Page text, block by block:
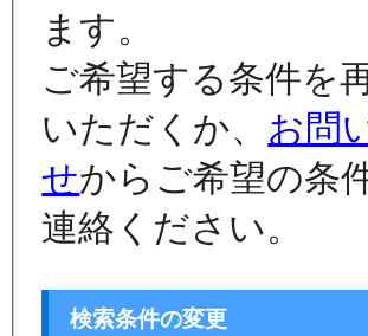
ます。
ご希望する条件を
いただくか、 お問
せからご希望の条
連絡ください。
検索条件の変更